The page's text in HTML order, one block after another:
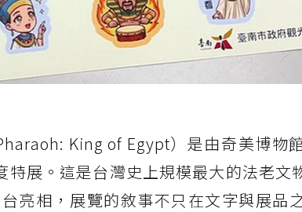
King of Egypt）是由奇美博物
特展。這是台灣史上規模最大的法老文
亮相，展覽的敘事不只在文字與展品